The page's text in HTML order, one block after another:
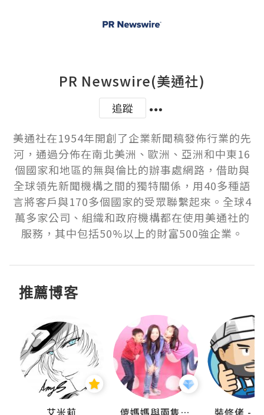
PR Newswire(美通社)
追蹤
美通社在1954年開創了企業新聞稿發佈行業的先
河，通過分佈在南北美洲、歐洲、亞洲和中東16
個國家和地區的無與倫比的辦事處網路，借助與
全球領先新聞機構之間的獨特關係，用40多種語
言將客戶與170多個國家的受眾聯繫起來。全球4
萬多家公司、組織和政府機構都在使用美通社的
服務，其中包括50%以上的財富500強企業。
推薦博客